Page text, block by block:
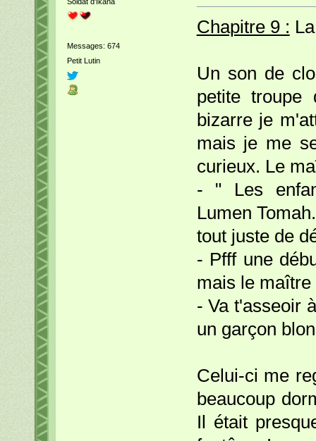
Messages: 674
Petit Lutin
Chapitre 9 :
Un son de
petite troupe
bizarre je
mais je me
curieux. Le
- " Les
Lumen
tout juste de
- Pfff une
mais le maître
- Va t'asseoir
un garçon
Celui-ci me
beaucoup
Il était